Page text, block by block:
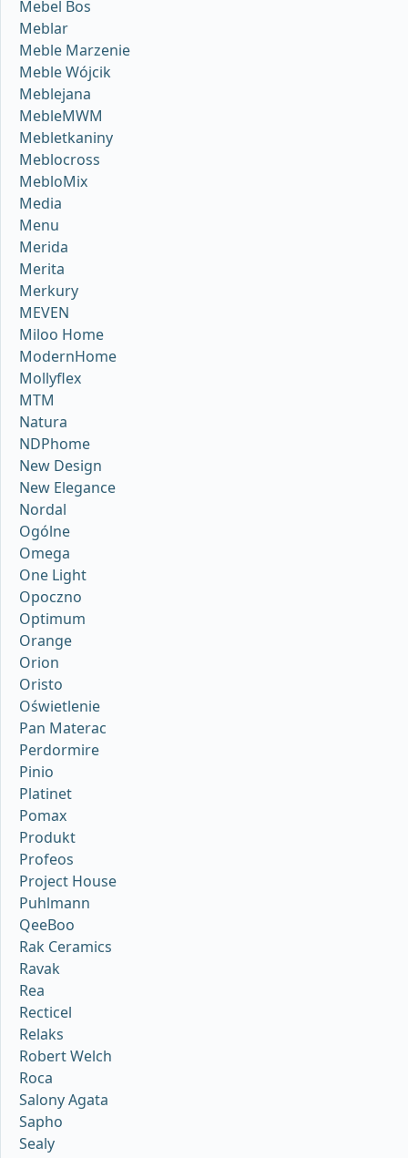
Mebel Bos
Meblar
Meble Marzenie
Meble Wójcik
Meblejana
MebleMWM
Mebletkaniny
Meblocross
MebloMix
Media
Menu
Merida
Merita
Merkury
MEVEN
Miloo Home
ModernHome
Mollyflex
MTM
Natura
NDPhome
New Design
New Elegance
Nordal
Ogólne
Omega
One Light
Opoczno
Optimum
Orange
Orion
Oristo
Oświetlenie
Pan Materac
Perdormire
Pinio
Platinet
Pomax
Produkt
Profeos
Project House
Puhlmann
QeeBoo
Rak Ceramics
Ravak
Rea
Recticel
Relaks
Robert Welch
Roca
Salony Agata
Sapho
Sealy